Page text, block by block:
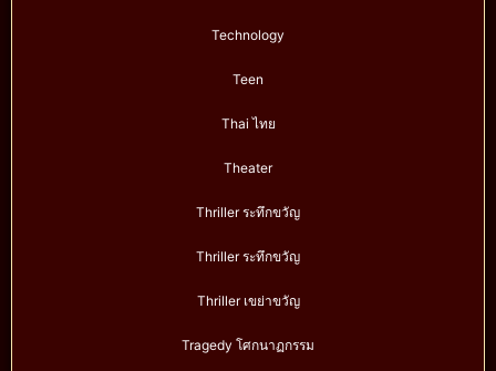
Technology
Teen
Thai ไทย
Theater
Thriller ระทึกขวัญ
Thriller ระทึกขวัญ
Thriller เขย่าขวัญ
Tragedy โศกนาฏกรรม